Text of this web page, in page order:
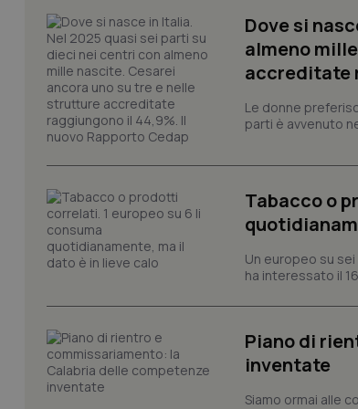
Dove si
almeno
accreditate
Le donne
parti è avvenuto
Tabacco o
Un europeo su
ha interessato il
Piano di
inventate
Siamo ormai alle
_ga